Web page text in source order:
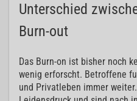
Unterschied
Burn-out
Das Burn-on ist bisher noch
wenig erforscht. Betroffene
und Privatleben immer